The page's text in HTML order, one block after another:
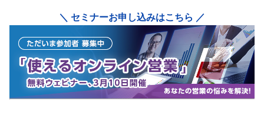
＼ セミナーお申し込みはこちら ／